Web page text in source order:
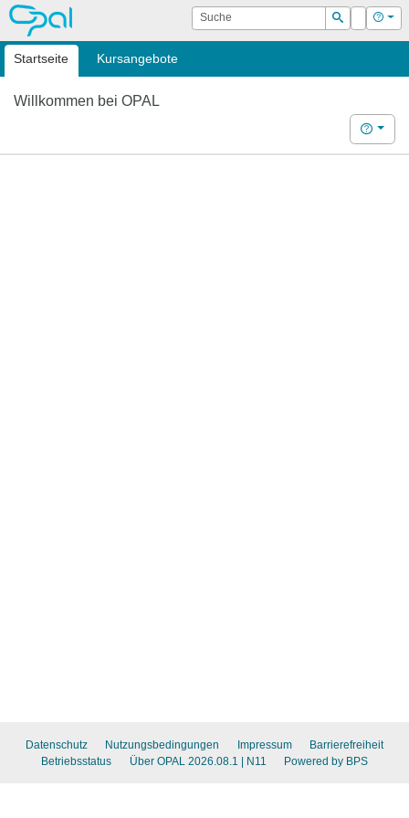
OPAL Suche
Suchen
Login Hilfe
Startseite Kursangebote
Willkommen bei OPAL
Hilfe
Datenschutz Nutzungsbedingungen Impressum
Barrierefreiheit
Betriebsstatus
Über OPAL 2026.08.1 | N11 Powered by BPS